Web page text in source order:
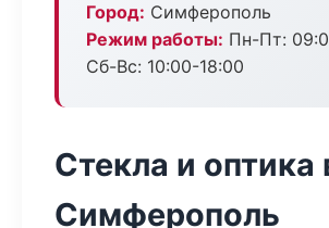
Город: Симферополь
Режим работы: Пн-Пт:
Сб-Вс: 10:00-18:00
Стекла и оптика
Симферополь